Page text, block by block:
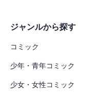
ジャンルから探す
コミック
少年・青年コミック
少女・女性コミック